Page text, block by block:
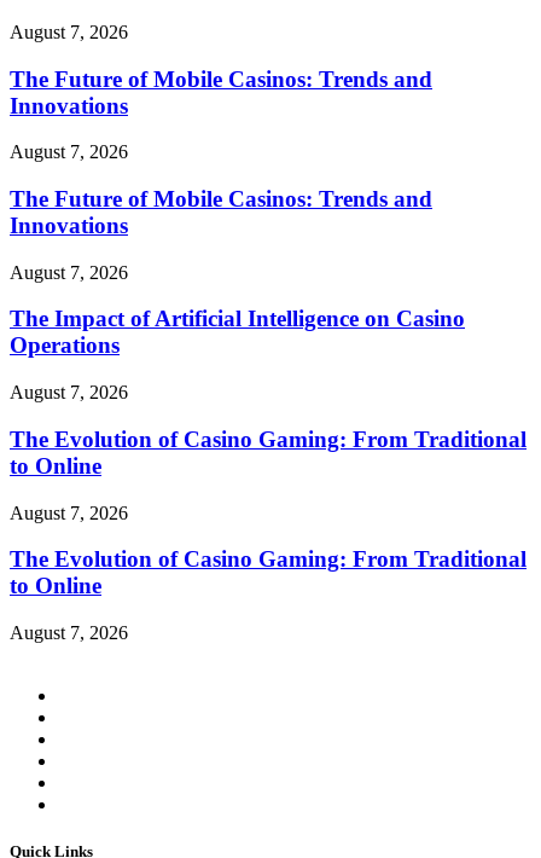
August 7, 2026
The Future of Mobile Casinos: Trends and
Innovations
August 7, 2026
The Future of Mobile Casinos: Trends and
Innovations
August 7, 2026
The Impact of Artificial Intelligence on Casino
Operations
August 7, 2026
The Evolution of Casino Gaming: From Traditional
to Online
August 7, 2026
The Evolution of Casino Gaming: From Traditional
to Online
August 7, 2026
Quick Links